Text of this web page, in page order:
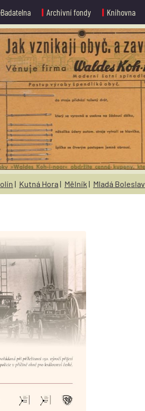
Archivní fondy Knihovna
| Kutná Hora | Mělník | Mladá Boleslav